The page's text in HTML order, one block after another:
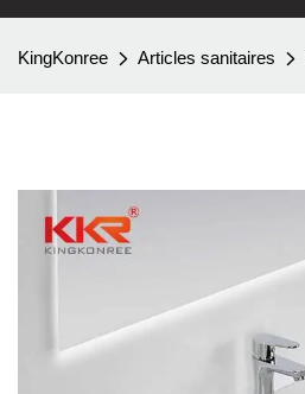
KingKonree Articles sanitaires